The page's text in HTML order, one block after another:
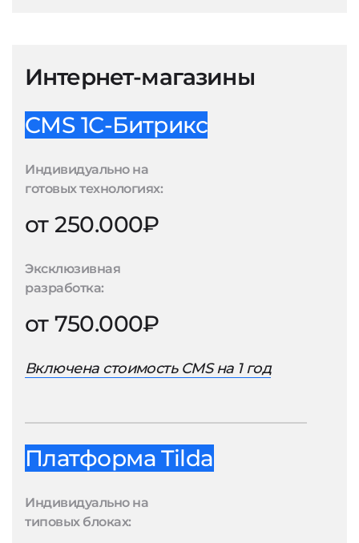
Интернет-магазины
CMS 1С-Битрикс
Индивидуально на
готовых технологиях:
от 250.000₽
Эксклюзивная
разработка:
от 750.000₽
Включена стоимость CMS на 1 год
Платформа Tilda
Индивидуально на
типовых блоках: